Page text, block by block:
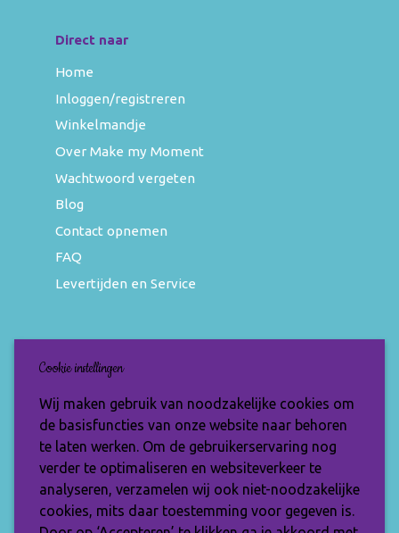
Direct naar
Home
Inloggen/registreren
Winkelmandje
Over Make my Moment
Wachtwoord vergeten
Blog
Contact opnemen
FAQ
Levertijden en Service
Nieuwsbrief
Wil jij op de hoogte blijven van de nieuwste
items en speciale aanbiedingen? Vul je e-
mailadres dan in en ontvang de Make My
Moment nieuwsbrief.
Cookie instellingen
Wij maken gebruik van noodzakelijke cookies om
de basisfuncties van onze website naar behoren
te laten werken. Om de gebruikerservaring nog
verder te optimaliseren en websiteverkeer te
analyseren, verzamelen wij ook niet-noodzakelijke
cookies, mits daar toestemming voor gegeven is.